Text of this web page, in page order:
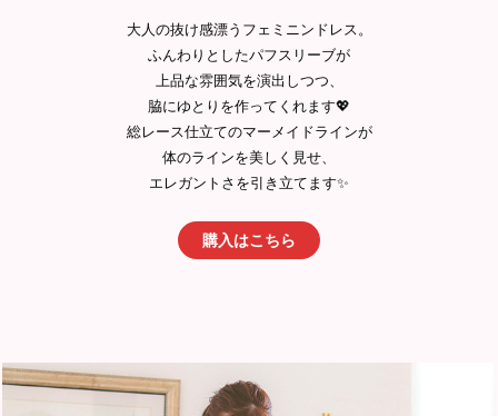
大人の抜け感漂うフェミニンドレス。
ふんわりとしたパフスリーブが
上品な雰囲気を演出しつつ、
脇にゆとりを作ってくれます💖
総レース仕立てのマーメイドラインが
体のラインを美しく見せ、
エレガントさを引き立てます✨
購入はこちら